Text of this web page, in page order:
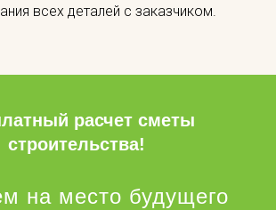
всех деталей с заказчиком.
расчет сметы
строительства!
на место будущего